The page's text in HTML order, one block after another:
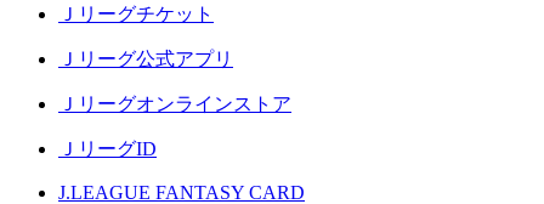
Ｊリーグチケット
Ｊリーグ公式アプリ
Ｊリーグオンラインストア
ＪリーグID
J.LEAGUE FANTASY CARD